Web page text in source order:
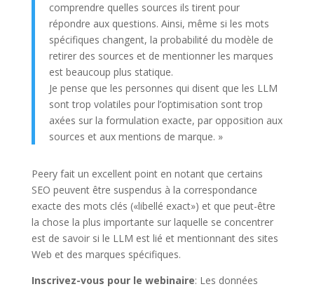
comprendre quelles sources ils tirent pour
répondre aux questions. Ainsi, même si les mots
spécifiques changent, la probabilité du modèle de
retirer des sources et de mentionner les marques
est beaucoup plus statique.
Je pense que les personnes qui disent que les LLM
sont trop volatiles pour l’optimisation sont trop
axées sur la formulation exacte, par opposition aux
sources et aux mentions de marque. »
Peery fait un excellent point en notant que certains
SEO peuvent être suspendus à la correspondance
exacte des mots clés («libellé exact») et que peut-être
la chose la plus importante sur laquelle se concentrer
est de savoir si le LLM est lié et mentionnant des sites
Web et des marques spécifiques.
Inscrivez-vous pour le webinaire: Les données